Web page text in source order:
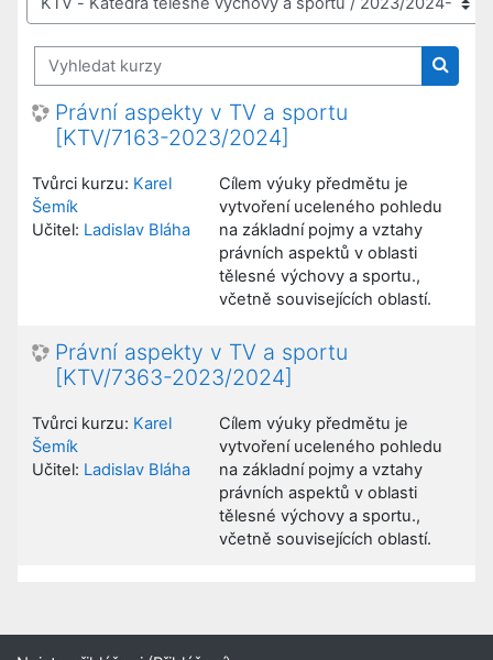
Vyhledat kurzy
Právní aspekty v TV a sportu
[KTV/7163-2023/2024]
Cílem výuky předmětu je
vytvoření uceleného pohledu
na základní pojmy a vztahy
právních aspektů v oblasti
tělesné výchovy a sportu.,
včetně souvisejících oblastí.
Tvůrci kurzu: Karel
Šemík
Učitel: Ladislav Bláha
Právní aspekty v TV a sportu
[KTV/7363-2023/2024]
Cílem výuky předmětu je
vytvoření uceleného pohledu
na základní pojmy a vztahy
právních aspektů v oblasti
tělesné výchovy a sportu.,
včetně souvisejících oblastí.
Tvůrci kurzu: Karel
Šemík
Učitel: Ladislav Bláha